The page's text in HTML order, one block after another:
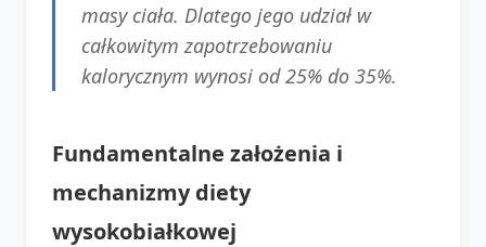
masy ciała. Dlatego jego udział w
całkowitym zapotrzebowaniu
kalorycznym wynosi od 25% do 35%.
Fundamentalne założenia i
mechanizmy diety
wysokobiałkowej